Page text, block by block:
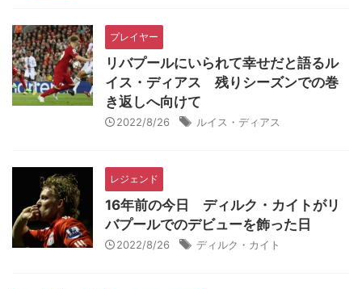
プレイヤー
リバプールにいられて幸せだと語るル
イス・ディアス 残りシーズンでの巻
き返しへ向けて
2022/8/26 ルイス・ディアス
レジェンド
16年前の今日 ディルク・カイトがリ
バプールでのデビューを飾った日
2022/8/26 ディルク・カイト